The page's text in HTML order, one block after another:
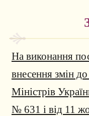
На виконання
внесення змін
Міністрів
№ 631 і від 11